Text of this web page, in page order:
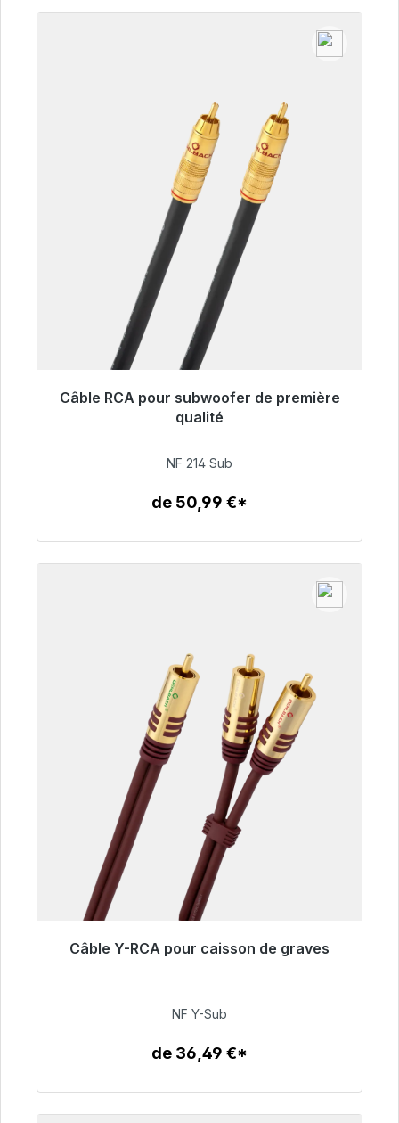
Câble RCA pour subwoofer de première
qualité
Prêt à être expédié, délai de livraison 48h*
94,00 €
NF 214 Sub
de 50,99 €*
Câble Y-RCA pour caisson de graves
50,99 €
NF Y-Sub
de 36,49 €*